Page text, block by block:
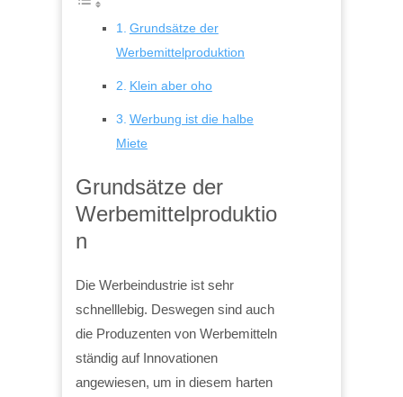
Grundsätze der
Werbemittelproduktion
Klein aber oho
Werbung ist die halbe
Miete
Grundsätze der
Werbemittelproduktio
n
Die Werbeindustrie ist sehr
schnelllebig. Deswegen sind auch
die Produzenten von Werbemitteln
ständig auf Innovationen
angewiesen, um in diesem harten